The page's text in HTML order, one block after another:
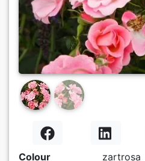
Colour
zartrosa